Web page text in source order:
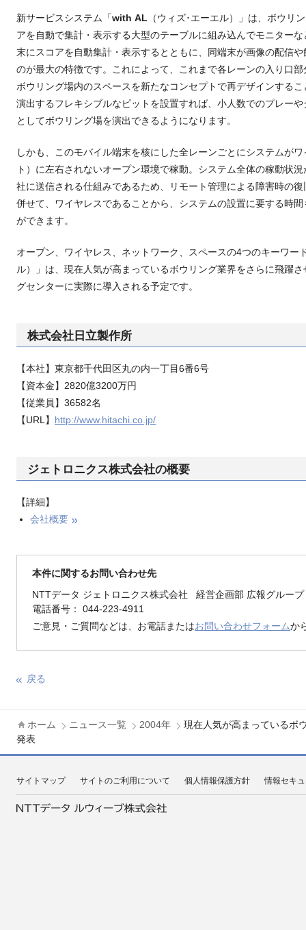
新サービスシステム「with AL （ウィズ･エーエル）」は、ボウリ
アを自動で集計・表示する大型のテーブルに組み込んでモニター
末にスコアを自動集計・表示するとともに、同端末が画像の配信
のが最大の特徴です。これによって、これまで各レーンの入り口
ボウリング場内のスペースを新たなコンセプトで再デザインする
演出するフレキシブルなピットを設置すれば、小人数でのプレー
としてボウリング場を演出できるようになります。
しかも、このモバイル端末を核にした全レーンごとにシステムが
ト）に左右されないオープン環境で稼動。システム全体の稼動状
社に送信される仕組みであるため、リモート管理による障害時の
併せて、ワイヤレスであることから、システムの設置に要する時
ができます。
オープン、ワイヤレス、ネットワーク、スペースの4つのキーワー
ル）」は、現在人気が高まっているボウリング業界をさらに飛躍
グセンターに実際に導入される予定です。
株式会社日立製作所
【本社】東京都千代田区丸の内一丁目6番6号
【資本金】2820億3200万円
【従業員】36582名
【URL】 http://www.hitachi.co.jp/
ジェトロニクス株式会社の概要
【詳細】
会社概要
本件に関するお問い合わせ先
NTTデータ ジェトロニクス株式会社 経営企画部 広報グループ
電話番号： 044-223-4911
ご意見・ご質問などは、お電話またはお問い合わせフォームか
戻る
ホーム ニュース一覧 2004年
現在人気が高まっているボ
発表
サイトマップ サイトのご利用について 個人情報保護方針 情報セキ